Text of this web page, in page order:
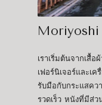
Moriyoshi
เราเริ่มต้นจากเสื้
เฟอร์นิเจอร์และเ
รับมือกับกระแสคว
รวดเร็ว หนังที่มีส่